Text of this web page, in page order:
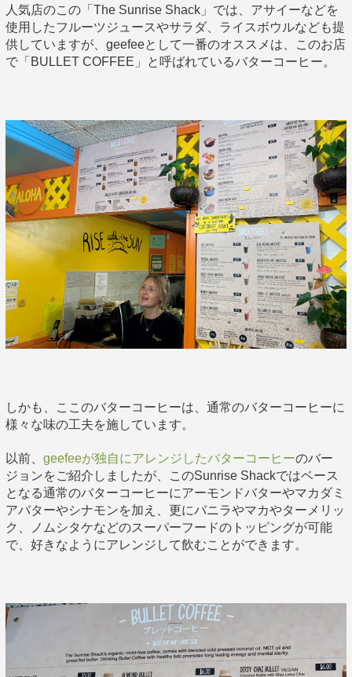
人気店のこの「The Sunrise Shack」では、アサイーなどを
使用したフルーツジュースやサラダ、ライスボウルなども提
供していますが、geefeeとして一番のオススメは、このお店
で「BULLET COFFEE」と呼ばれているバターコーヒー。
しかも、ここのバターコーヒーは、通常のバターコーヒーに
様々な味の工夫を施しています。
以前、 geefeeが独自にアレンジしたバターコーヒーのバー
ジョンをご紹介しましたが、このSunrise Shackではベース
となる通常のバターコーヒーにアーモンドバターやマカダミ
アバターやシナモンを加え、更にバニラやマカやターメリッ
ク、ノムシタケなどのスーパーフードのトッピングが可能
で、好きなようにアレンジして飲むことができます。